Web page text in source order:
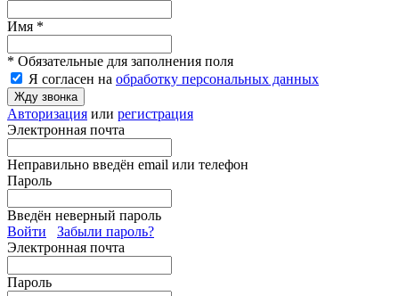
Имя *
* Обязательные для заполнения поля
Я согласен на обработку персональных данных
Жду звонка
Авторизация или регистрация
Электронная почта
Неправильно введён email или телефон
Пароль
Введён неверный пароль
Войти
Забыли пароль?
Электронная почта
Пароль